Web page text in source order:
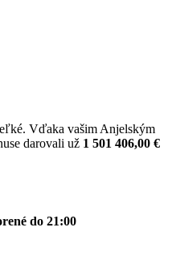
Vďaka vašim Anjelským
darovali už 1 501 406,00 €
do 21:00